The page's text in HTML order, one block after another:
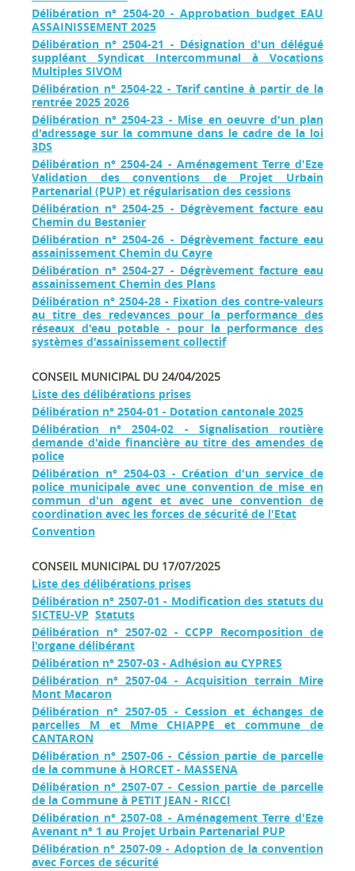
Délibération n° 2504-20 - Approbation budget EAU
ASSAINISSEMENT 2025
Délibération n° 2504-21 - Désignation d'un délégué
suppléant Syndicat Intercommunal à Vocations
Multiples SIVOM
Délibération n° 2504-22 - Tarif cantine à partir de la
rentrée 2025 2026
Délibération n° 2504-23 - Mise en oeuvre d'un plan
d'adressage sur la commune dans le cadre de la loi
3DS
Délibération n° 2504-24 - Aménagement Terre d'Eze
Validation des conventions de Projet Urbain
Partenarial (PUP) et régularisation des cessions
Délibération n° 2504-25 - Dégrèvement facture eau
Chemin du Bestanier
Délibération n° 2504-26 - Dégrèvement facture eau
assainissement Chemin du Cayre
Délibération n° 2504-27 - Dégrèvement facture eau
assainissement Chemin des Plans
Délibération n° 2504-28 - Fixation des contre-valeurs
au titre des redevances pour la performance des
réseaux d'eau potable - pour la performance des
systèmes d'assainissement collectif
CONSEIL MUNICIPAL DU 24/04/2025
Liste des délibérations prises
Délibération n° 2504-01 - Dotation cantonale 2025
Délibération n° 2504-02 - Signalisation routière
demande d'aide financière au titre des amendes de
police
Délibération n° 2504-03 - Création d'un service de
police municipale avec une convention de mise en
commun d'un agent et avec une convention de
coordination avec les forces de sécurité de l'Etat
Convention
CONSEIL MUNICIPAL DU 17/07/2025
Liste des délibérations prises
Délibération n° 2507-01 - Modification des statuts du
SICTEU-VP Statuts
Délibération n° 2507-02 - CCPP Recomposition de
l'organe délibérant
Délibération n° 2507-03 - Adhésion au CYPRES
Délibération n° 2507-04 - Acquisition terrain Mire
Mont Macaron
Délibération n° 2507-05 - Cession et échanges de
parcelles M et Mme CHIAPPE et commune de
CANTARON
Délibération n° 2507-06 - Céssion partie de parcelle
de la commune à HORCET - MASSENA
Délibération n° 2507-07 - Cession partie de parcelle
de la Commune à PETIT JEAN - RICCI
Délibération n° 2507-08 - Aménagement Terre d'Eze
Avenant n° 1 au Projet Urbain Partenarial PUP
Délibération n° 2507-09 - Adoption de la convention
avec Forces de sécurité